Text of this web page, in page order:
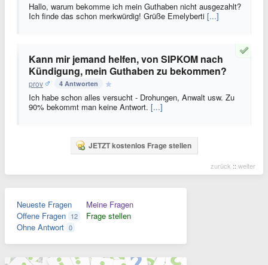
Hallo, warum bekomme ich mein Guthaben nicht ausgezahlt?
Ich finde das schon merkwürdig! Grüße Emelyberti [...]
Kann mir jemand helfen, von SIPKOM nach
Kündigung, mein Guthaben zu bekommen?
prov 4 Antworten
Ich habe schon alles versucht - Drohungen, Anwalt usw. Zu
90% bekommt man keine Antwort. [...]
JETZT kostenlos Frage stellen
zurück :: weiter
Neueste Fragen
Offene Fragen 12
Ohne Antwort 0
Meine Fragen
Frage stellen